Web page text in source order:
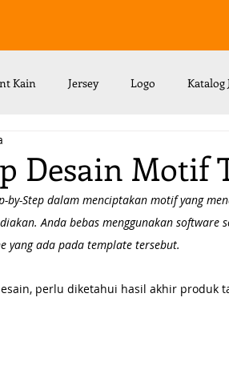
Kain Jersey Logo Katalog
Desain Motif
by-Step dalam menciptakan motif yang
Anda bebas menggunakan software
yang ada pada template tersebut.
perlu diketahui hasil akhir produk